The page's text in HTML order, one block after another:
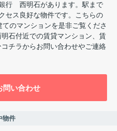
行 西明石があります。駅まで
セス良好な物件です。こちらの
のマンションを是非ご覧くださ
石付近での賃貸マンション、賃
チラからお問い合わせやご連絡
問い合わせ
物件